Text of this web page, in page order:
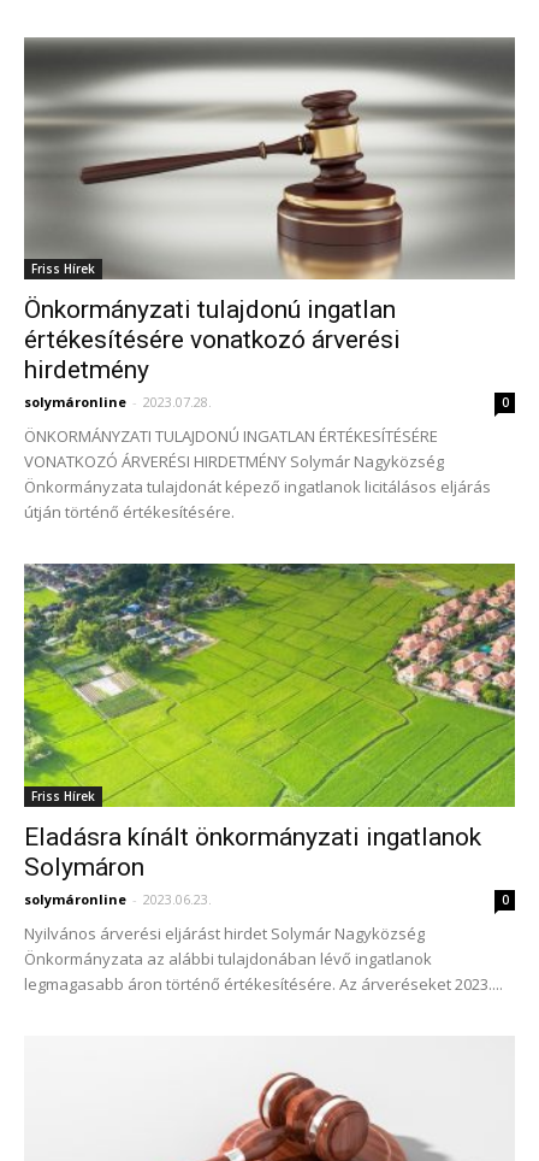
Friss Hírek
Önkormányzati tulajdonú ingatlan
értékesítésére vonatkozó árverési
hirdetmény
solymáronline - 2023.07.28. 0
ÖNKORMÁNYZATI TULAJDONÚ INGATLAN ÉRTÉKESÍTÉSÉRE
VONATKOZÓ ÁRVERÉSI HIRDETMÉNY Solymár Nagyközség
Önkormányzata tulajdonát képező ingatlanok licitálásos eljárás
útján történő értékesítésére.
Friss Hírek
Eladásra kínált önkormányzati ingatlanok
Solymáron
solymáronline - 2023.06.23. 0
Nyilvános árverési eljárást hirdet Solymár Nagyközség
Önkormányzata az alábbi tulajdonában lévő ingatlanok
legmagasabb áron történő értékesítésére. Az árveréseket 2023....